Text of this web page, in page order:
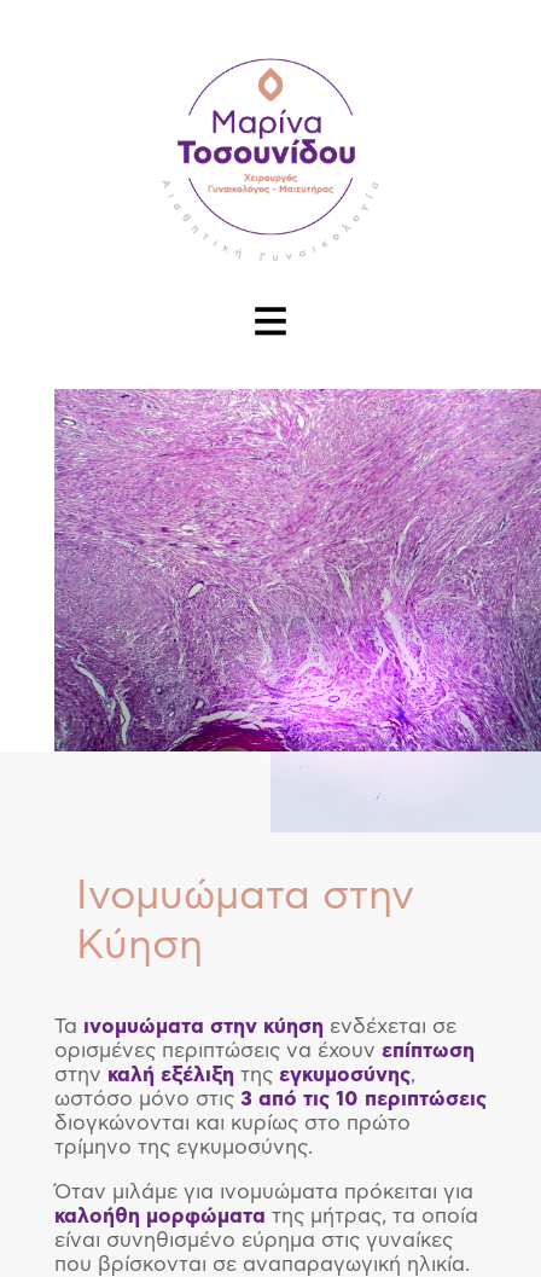
Ινομυώματα στην
Κύηση
Τα ινομυώματα στην κύηση ενδέχεται σε
ορισμένες περιπτώσεις να έχουν επίπτωση
στην καλή εξέλιξη της εγκυμοσύνης,
ωστόσο μόνο στις 3 από τις 10 περιπτώσεις
διογκώνονται και κυρίως στο πρώτο
τρίμηνο της εγκυμοσύνης.
Όταν μιλάμε για ινομυώματα πρόκειται για
καλοήθη μορφώματα της μήτρας, τα οποία
είναι συνηθισμένο εύρημα στις γυναίκες
που βρίσκονται σε αναπαραγωγική ηλικία.